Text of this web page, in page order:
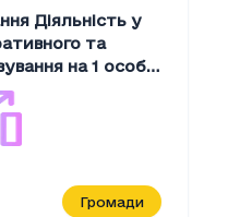
Дiяльнiсть у
та
на 1 особу,
Громади